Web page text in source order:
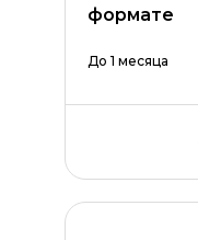
формате
До 1 месяца